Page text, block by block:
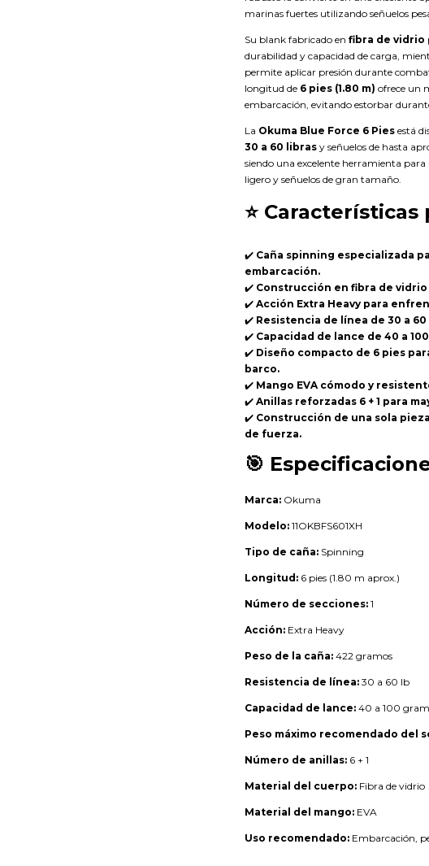
marinas fuertes utilizando señuelos
Su blank fabricado en fibra de vidrio
durabilidad y capacidad de carga,
permite aplicar presión durante
longitud de 6 pies (1.80 m) ofrece un
embarcación, evitando estorbar
La Okuma Blue Force 6 Pies está
30 a 60 libras y señuelos de hasta
siendo una excelente herramienta
ligero y señuelos de gran tamaño.
⭐ Características
✔️ Caña spinning especializada
embarcación.
✔️ Construcción en fibra de
✔️ Acción Extra Heavy para
✔️ Resistencia de línea de 30 a
✔️ Capacidad de lance de 40 a
✔️ Diseño compacto de 6 pies
barco.
✔️ Mango EVA cómodo y
✔️ Anillas reforzadas 6 + 1 para
✔️ Construcción de una sola
de fuerza.
🎯
Marca: Okuma
Modelo: 11OKBFS601XH
Tipo de caña: Spinning
Longitud: 6 pies (1.80 m aprox.)
Número de secciones: 1
Acción: Extra Heavy
Peso de la caña: 422 gramos
Resistencia de línea: 30 a 60 lb
Capacidad de lance: 40 a 100
Peso máximo recomendado del
Número de anillas: 6 + 1
Material del cuerpo: Fibra de vidrio
Material del mango: EVA
Uso recomendado: Embarcación,